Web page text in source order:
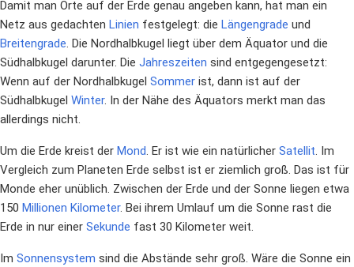
Damit man Orte auf der Erde genau angeben kann, hat man ein
Netz aus gedachten Linien festgelegt: die Längengrade und
Breitengrade. Die Nordhalbkugel liegt über dem Äquator und die
Südhalbkugel darunter. Die Jahreszeiten sind entgegengesetzt:
Wenn auf der Nordhalbkugel Sommer ist, dann ist auf der
Südhalbkugel Winter. In der Nähe des Äquators merkt man das
allerdings nicht.
Um die Erde kreist der Mond. Er ist wie ein natürlicher Satellit. Im
Vergleich zum Planeten Erde selbst ist er ziemlich groß. Das ist für
Monde eher unüblich. Zwischen der Erde und der Sonne liegen etwa
150 Millionen Kilometer. Bei ihrem Umlauf um die Sonne rast die
Erde in nur einer Sekunde fast 30 Kilometer weit.
Im Sonnensystem sind die Abstände sehr groß. Wäre die Sonne ein